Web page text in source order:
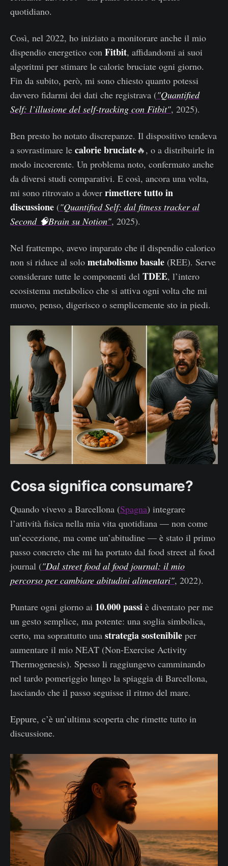
quotidiano.
Così, nel 2022, ho iniziato a monitorare anche il mio
dispendio energetico con Fitbit, affidandomi ai suoi
algoritmi per stimare le calorie bruciate ogni giorno.
Fin da subito, però, mi sono chiesto quanto potessi
davvero fidarmi dei dati che registrava ("Quantified
Self: l’illusione del self-tracking con Fitbit", 2025).
Ben presto ho notato discrepanze. Il dispositivo tendeva
a sovrastimare le calorie bruciate🔥, o a distribuirle in
modo incoerente. Un problema noto, confermato anche
da diversi studi comparativi. E così, ancora una volta,
mi sono ritrovato a dover rimettere tutto in
discussione ("Quantified Self: dal fitness tracker al
Second 🧠Brain su Notion", 2025).
Nel frattempo, avevo imparato che il dispendio calorico
non si riduce al solo metabolismo basale (REE). Serve
considerare tutte le componenti del TDEE, l’intero
ecosistema metabolico che si attiva ogni volta che mi
muovo, penso, digerisco o semplicemente sto in piedi.
Cosa significa consumare?
Quando vivevo a Barcellona (Spagna) integrare
l’attività fisica nella mia vita quotidiana — non come
un’eccezione, ma come un’abitudine — è stato il primo
passo concreto che mi ha portato dal food street al food
journal ("Dal street food al food journal: il mio
percorso per cambiare abitudini alimentari", 2022).
Puntare ogni giorno ai 10.000 passi è diventato per me
un gesto semplice, ma potente: una soglia simbolica,
certo, ma soprattutto una strategia sostenibile per
aumentare il mio NEAT (Non-Exercise Activity
Thermogenesis). Spesso li raggiungevo camminando
nel tardo pomeriggio lungo la spiaggia di Barcellona,
lasciando che il passo seguisse il ritmo del mare.
Eppure, c’è un’ultima scoperta che rimette tutto in
discussione.